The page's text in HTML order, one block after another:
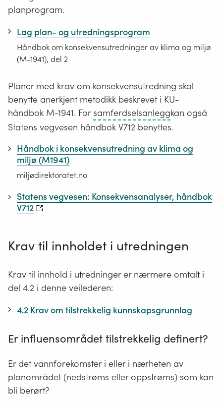
planprogram.
Lag plan- og utredningsprogram
Håndbok om konsekvensutredninger av klima og miljø
(M-1941), del 2
Planer med krav om konsekvensutredning skal
benytte anerkjent metodikk beskrevet i KU-
håndbok M-1941. For samferdselsanleggVeganlegg,
baneanlegg,
fly-
kan også
Statens vegvesen håndbok V712 benyttes.
Håndbok i konsekvensutredning av klima og
miljø (M1941)
miljødirektoratet.no
Statens vegvesen: Konsekvensanalyser, håndbok
V712
Krav til innholdet i utredningen
Krav til innhold i utredninger er nærmere omtalt i
del 4.2 i denne veilederen:
4.2 Krav om tilstrekkelig kunnskapsgrunnlag
Er influensområdet tilstrekkelig definert?
Er det vannforekomster i eller i nærheten av
planområdet (nedstrøms eller oppstrøms) som kan
bli berørt?